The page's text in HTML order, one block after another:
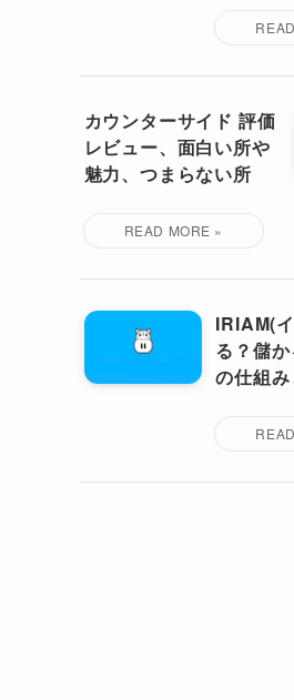
カウンターサイド 評価
レビュー、面白い所や
魅力、つまらない所
IRIAM(
る？儲
の仕組